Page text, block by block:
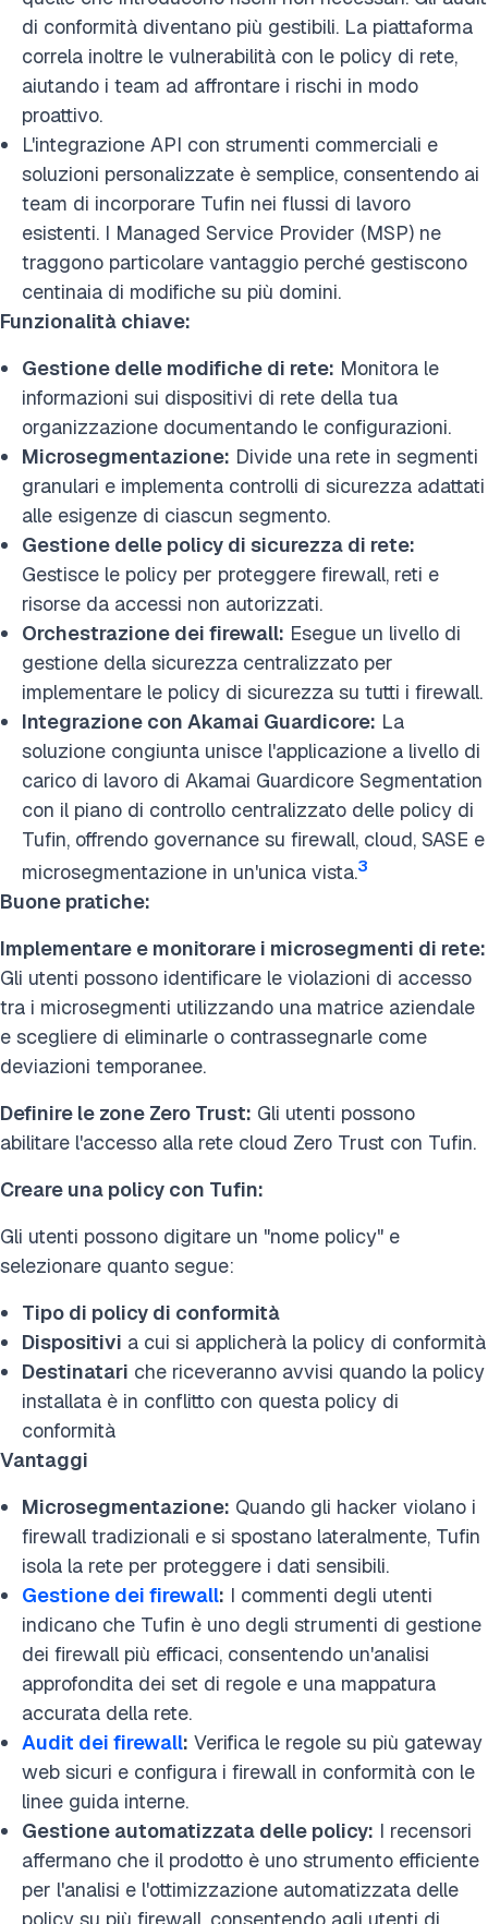
di conformità diventano più gestibili. La piattaforma
correla inoltre le vulnerabilità con le policy di rete,
aiutando i team ad affrontare i rischi in modo
proattivo.
L'integrazione API con strumenti commerciali e
soluzioni personalizzate è semplice, consentendo ai
team di incorporare Tufin nei flussi di lavoro
esistenti. I Managed Service Provider (MSP) ne
traggono particolare vantaggio perché gestiscono
centinaia di modifiche su più domini.
Funzionalità chiave:
Gestione delle modifiche di rete: Monitora le
informazioni sui dispositivi di rete della tua
organizzazione documentando le configurazioni.
Microsegmentazione: Divide una rete in segmenti
granulari e implementa controlli di sicurezza adattati
alle esigenze di ciascun segmento.
Gestione delle policy di sicurezza di rete:
Gestisce le policy per proteggere firewall, reti e
risorse da accessi non autorizzati.
Orchestrazione dei firewall: Esegue un livello di
gestione della sicurezza centralizzato per
implementare le policy di sicurezza su tutti i firewall.
Integrazione con Akamai Guardicore: La
soluzione congiunta unisce l'applicazione a livello di
carico di lavoro di Akamai Guardicore Segmentation
con il piano di controllo centralizzato delle policy di
Tufin, offrendo governance su firewall, cloud, SASE e
microsegmentazione in un'unica vista.3
Buone pratiche:
Implementare e monitorare i microsegmenti di rete:
Gli utenti possono identificare le violazioni di accesso
tra i microsegmenti utilizzando una matrice aziendale
e scegliere di eliminarle o contrassegnarle come
deviazioni temporanee.
Definire le zone Zero Trust: Gli utenti possono
abilitare l'accesso alla rete cloud Zero Trust con Tufin.
Creare una policy con Tufin:
Gli utenti possono digitare un "nome policy" e
selezionare quanto segue:
Tipo di policy di conformità
Dispositivi a cui si applicherà la policy di conformità
Destinatari che riceveranno avvisi quando la policy
installata è in conflitto con questa policy di
conformità
Vantaggi
Microsegmentazione: Quando gli hacker violano i
firewall tradizionali e si spostano lateralmente, Tufin
isola la rete per proteggere i dati sensibili.
Gestione dei firewall: I commenti degli utenti
indicano che Tufin è uno degli strumenti di gestione
dei firewall più efficaci, consentendo un'analisi
approfondita dei set di regole e una mappatura
accurata della rete.
Audit dei firewall: Verifica le regole su più gateway
web sicuri e configura i firewall in conformità con le
linee guida interne.
Gestione automatizzata delle policy: I recensori
affermano che il prodotto è uno strumento efficiente
per l'analisi e l'ottimizzazione automatizzata delle